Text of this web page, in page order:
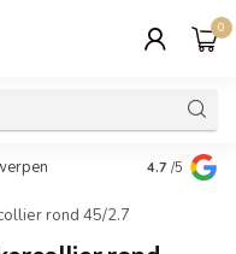
0
Wij
cadeau
4.7 /5
rond 45/2.7